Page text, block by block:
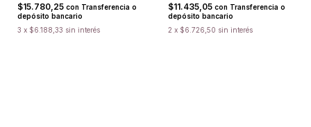
$15.780,25 con Transferencia o
depósito bancario
3 x $6.188,33 sin interés
$11.435,05 con Transferencia o
depósito bancario
2 x $6.726,50 sin interés